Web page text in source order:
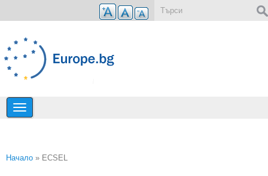
Премини към основното съдържание
Начало » ECSEL